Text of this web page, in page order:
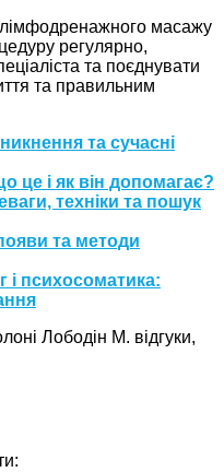
масажу
регулярно,
та поєднувати
та правильним
та сучасні
це і як він допомагає?
техніки та пошук
та методи
і психосоматика: